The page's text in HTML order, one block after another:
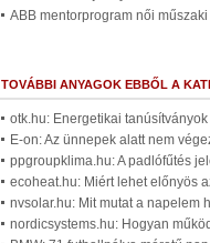
ABB mentorprogram női
TOVÁBBI ANYAGOK EBBŐL A
otk.hu: Energetikai
E-on: Az ünnepek alatt nem
ppgroupklima.hu: A padlófűtés
ecoheat.hu: Miért lehet előnyös
nvsolar.hu: Mit mutat a napelem
nordicsystems.hu: Hogyan